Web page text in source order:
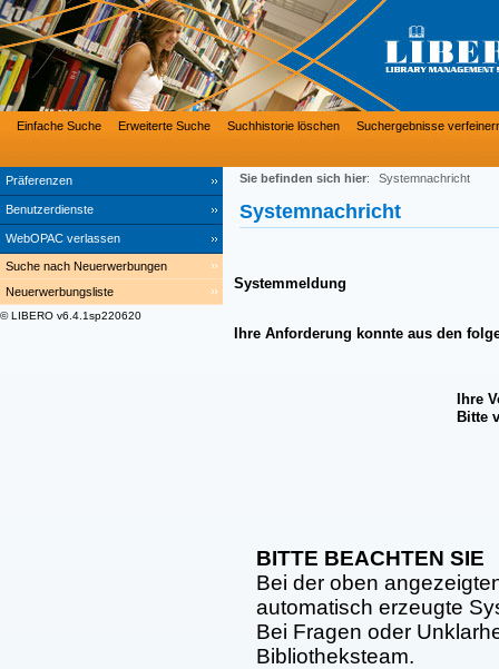
Präferenzen
Benutzerdienste
WebOPAC verlassen
Einfache Suche Erweiterte Suche Suchhistorie löschen Suchergebnisse
Suche nach Neuerwerbungen
Neuerwerbungsliste
© LIBERO v6.4.1sp220620
Sie befinden sich hier: Systemnachricht
Systemnachricht
Systemmeldung
Ihre Anforderung konnte aus den
Ihre
Bitte
BITTE BEACHTEN SIE
Bei der oben
automatisch erzeugte
Bei Fragen oder
Bibliotheksteam.